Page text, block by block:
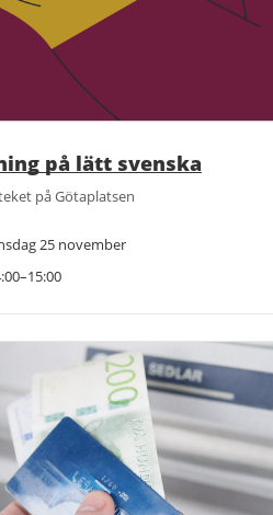
på lätt svenska
på Götaplatsen
25 november